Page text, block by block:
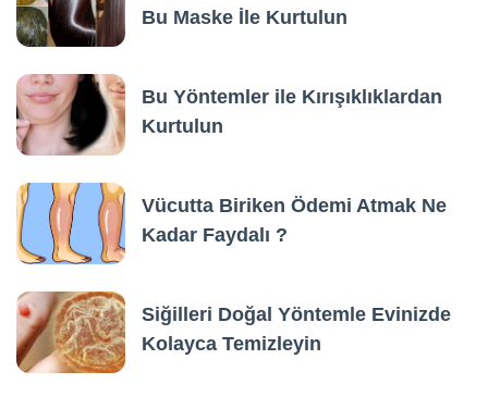
Bu Maske İle Kurtulun
Bu Yöntemler ile Kırışıklıklardan
Kurtulun
Vücutta Biriken Ödemi Atmak Ne
Kadar Faydalı ?
Siğilleri Doğal Yöntemle Evinizde
Kolayca Temizleyin